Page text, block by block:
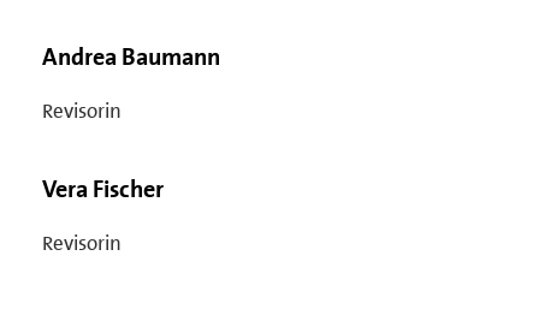
Andrea Baumann
Revisorin
Vera Fischer
Revisorin